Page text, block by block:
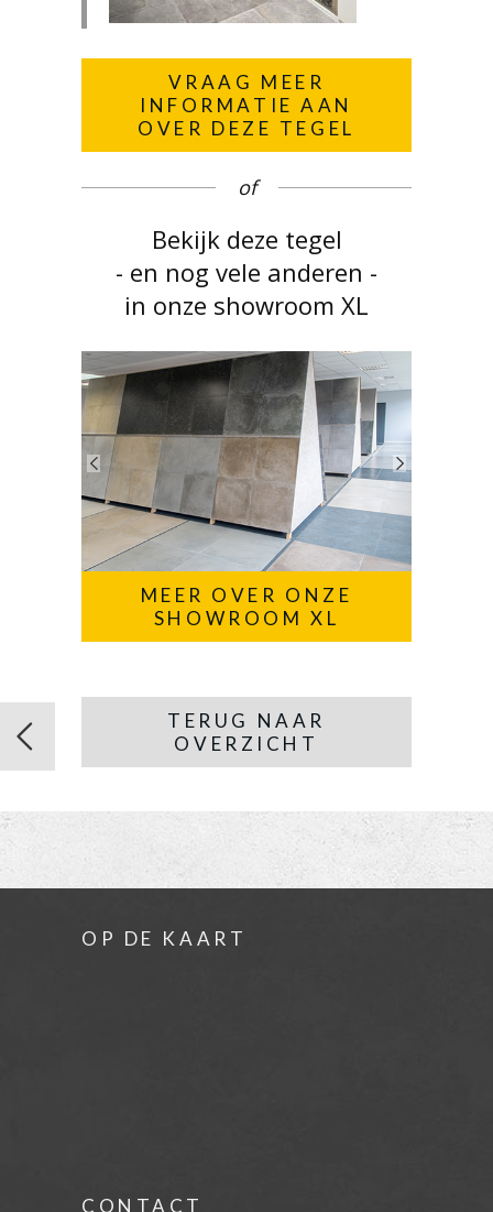
VRAAG MEER
INFORMATIE AAN
OVER DEZE TEGEL
of
Bekijk deze tegel
- en nog vele anderen -
in onze showroom XL
MEER OVER ONZE
SHOWROOM XL
TERUG NAAR
OVERZICHT
OP DE KAART
CONTACT